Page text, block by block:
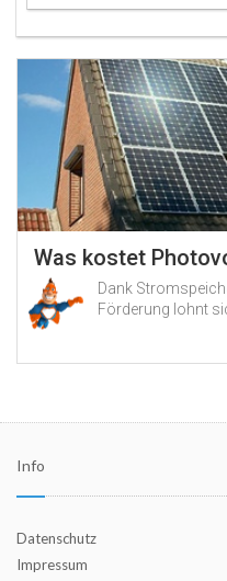
Info
Datenschutz
Impressum